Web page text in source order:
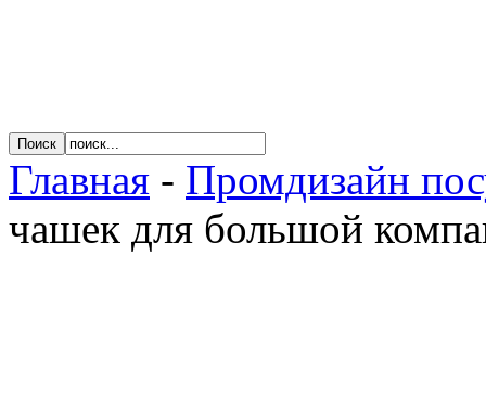
Главная - Промдизайн
чашек для большой